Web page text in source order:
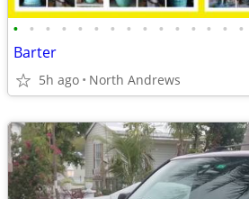
• • • • • • • • • • • • • • •
Barter
5h ago North Andrews